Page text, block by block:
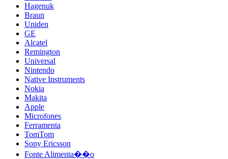
Hagenuk
Braun
Uniden
GE
Alcatel
Remington
Universal
Nintendo
Native Instruments
Nokia
Makita
Apple
Microfones
Ferramenta
TomTom
Sony Ericsson
Fonte Alimenta��o